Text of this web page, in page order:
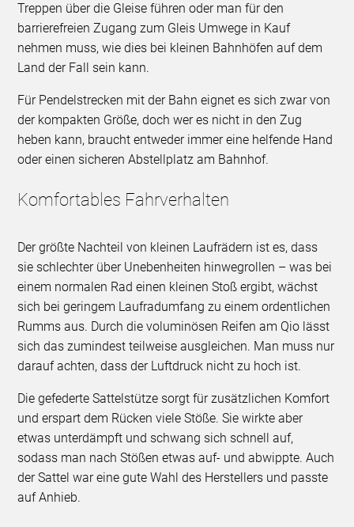
Treppen über die Gleise führen oder man für den
barrierefreien Zugang zum Gleis Umwege in Kauf
nehmen muss, wie dies bei kleinen Bahnhöfen auf dem
Land der Fall sein kann.
Für Pendelstrecken mit der Bahn eignet es sich zwar von
der kompakten Größe, doch wer es nicht in den Zug
heben kann, braucht entweder immer eine helfende Hand
oder einen sicheren Abstellplatz am Bahnhof.
Komfortables Fahrverhalten
Der größte Nachteil von kleinen Laufrädern ist es, dass
sie schlechter über Unebenheiten hinwegrollen – was bei
einem normalen Rad einen kleinen Stoß ergibt, wächst
sich bei geringem Laufradumfang zu einem ordentlichen
Rumms aus. Durch die voluminösen Reifen am Qio lässt
sich das zumindest teilweise ausgleichen. Man muss nur
darauf achten, dass der Luftdruck nicht zu hoch ist.
Die gefederte Sattelstütze sorgt für zusätzlichen Komfort
und erspart dem Rücken viele Stöße. Sie wirkte aber
etwas unterdämpft und schwang sich schnell auf,
sodass man nach Stößen etwas auf- und abwippte. Auch
der Sattel war eine gute Wahl des Herstellers und passte
auf Anhieb.